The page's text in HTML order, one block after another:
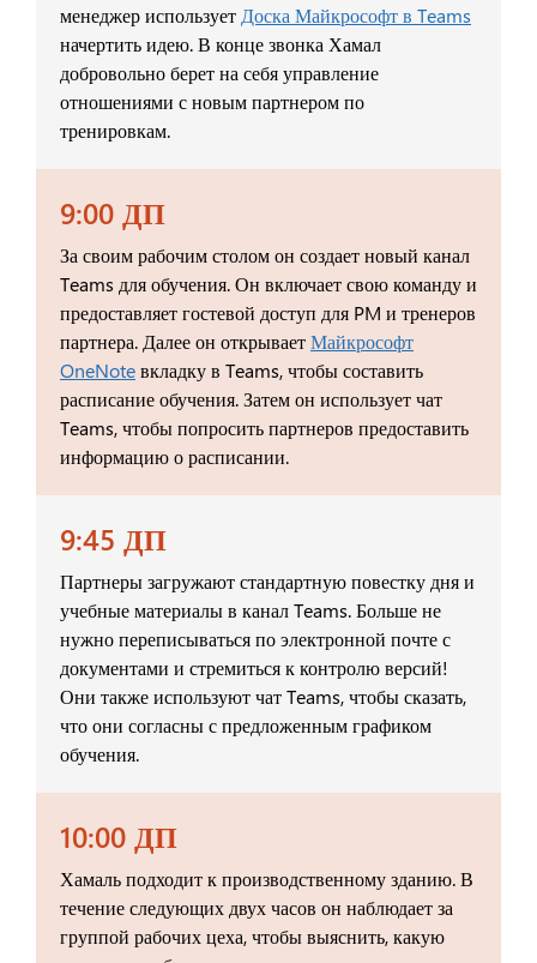
менеджер использует Доска Майкрософт в Teams
начертить идею. В конце звонка Хамал
добровольно берет на себя управление
отношениями с новым партнером по
тренировкам.
9:00 ДП
За своим рабочим столом он создает новый канал
Teams для обучения. Он включает свою команду и
предоставляет гостевой доступ для PM и тренеров
партнера. Далее он открываетМайкрософт
OneNoteвкладку в Teams, чтобы составить
расписание обучения. Затем он использует чат
Teams, чтобы попросить партнеров предоставить
информацию о расписании.
9:45 ДП
Партнеры загружают стандартную повестку дня и
учебные материалы в канал Teams. Больше не
нужно переписываться по электронной почте с
документами и стремиться к контролю версий!
Они также используют чат Teams, чтобы сказать,
что они согласны с предложенным графиком
обучения.
10:00 ДП
Хамаль подходит к производственному зданию. В
течение следующих двух часов он наблюдает за
группой рабочих цеха, чтобы выяснить, какую